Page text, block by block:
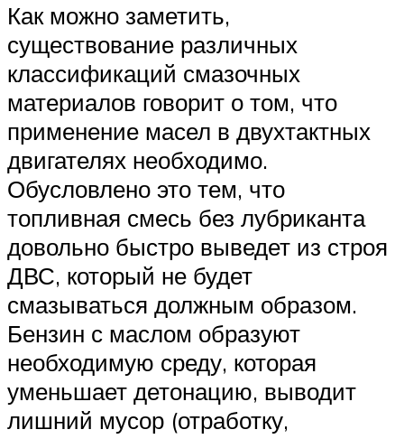
Как можно заметить,
существование различных
классификаций смазочных
материалов говорит о том, что
применение масел в двухтактных
двигателях необходимо.
Обусловлено это тем, что
топливная смесь без лубриканта
довольно быстро выведет из строя
ДВС, который не будет
смазываться должным образом.
Бензин с маслом образуют
необходимую среду, которая
уменьшает детонацию, выводит
лишний мусор (отработку,